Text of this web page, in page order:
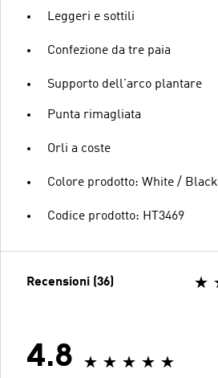
Leggeri e sottili
Confezione da tre paia
Supporto dell'arco plantare
Punta rimagliata
Orli a coste
Colore prodotto: White / Black
Codice prodotto: HT3469
Recensioni (36)
4.8